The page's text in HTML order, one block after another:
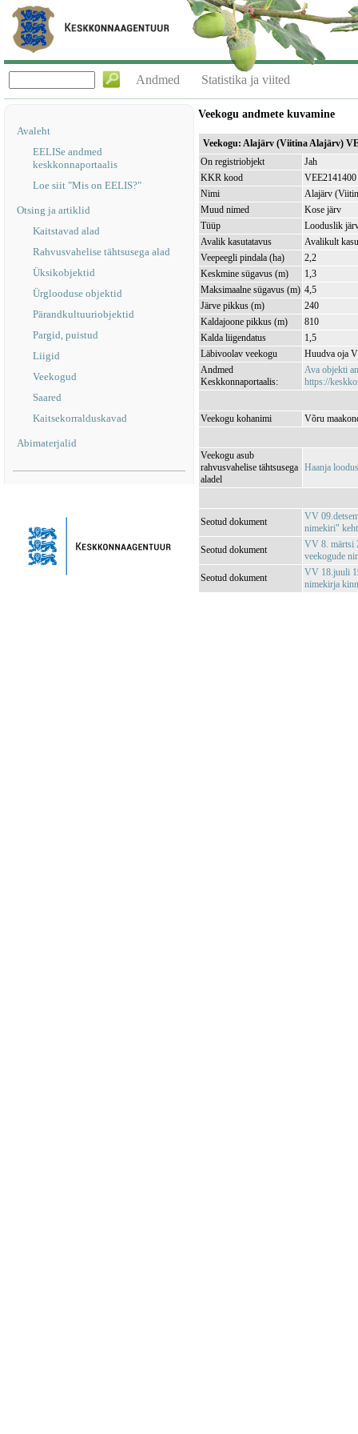
Andmed Statistika ja viited
Avaleht
EELISe andmed
keskkonnaportaalis
Loe siit "Mis on EELIS?"
Otsing ja artiklid
Kaitstavad alad
Rahvusvahelise tähtsusega alad
Üksikobjektid
Ürglooduse objektid
Pärandkultuuriobjektid
Pargid, puistud
Liigid
Veekogud
Saared
Kaitsekorralduskavad
Abimaterjalid
Veekogu andmete kuvamine
Veekogu: Alajärv (Viitina Alajärv)
On registriobjekt
Jah
KKR kood
VEE2141400
Nimi
Alajärv
Muud nimed
Kose järv
Tüüp
Looduslik
Avalik kasutatavus
Avalikult
Veepeegli pindala (ha)
2,2
Keskmine sügavus (m)
1,3
Maksimaalne sügavus (m) 4,5
Järve pikkus (m)
240
Kaldajoone pikkus (m)
810
Kalda liigendatus
1,5
Läbivoolav veekogu
Huudva oja
Andmed
Keskkonnaportaalis:
Ava objekti
https://
Veekogu kohanimi Võru
Veekogu asub
rahvusvahelise tähtsusega
aladel
Haanja
Seotud dokument
VV
nimekiri"
Seotud dokument
VV 8. märtsi
veekogude
Seotud dokument
VV 18.juuli
nimekirja